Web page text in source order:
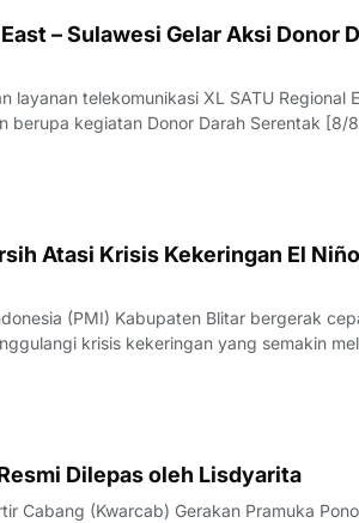
– Sulawesi Gelar Aksi Donor
telekomunikasi XL SATU Regional
berupa kegiatan Donor Darah Serentak [8/
berpusat di Gedung Unit Donor Darah
Atasi Krisis Kekeringan El
(PMI) Kabupaten Blitar bergerak
krisis kekeringan yang semakin
Blitar, Jawa Timur. Berdasarkan
Dilepas oleh Lisdyarita
Cabang (Kwarcab) Gerakan Pramuka